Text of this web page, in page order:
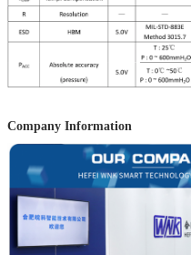
Company Information